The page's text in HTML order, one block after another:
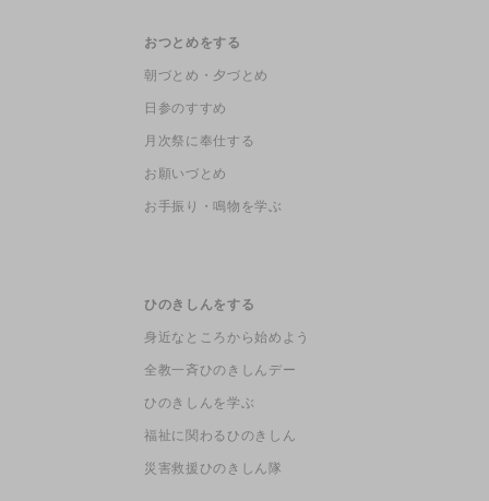
おつとめをする
朝づとめ・夕づとめ
日参のすすめ
月次祭に奉仕する
お願いづとめ
お手振り・鳴物を学ぶ
ひのきしんをする
身近なところから始めよう
全教一斉ひのきしんデー
ひのきしんを学ぶ
福祉に関わるひのきしん
災害救援ひのきしん隊